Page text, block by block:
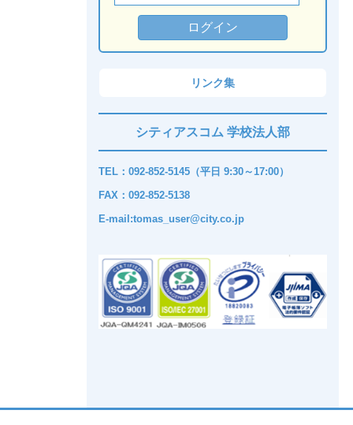
リンク集
シティアスコム 学校法人部
TEL：092-852-5145（平日 9:30～17:00）
FAX：092-852-5138
E-mail:tomas_user@city.co.jp